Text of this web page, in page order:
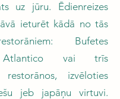
uz jūru. Ēdienreizes
ieturēt kādā no tās
Bufetes
Atlantico vai trīs
restorānos, izvēloties
jeb japāņu virtuvi.